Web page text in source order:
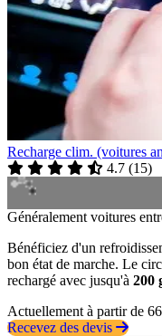
Recharge clim. (voitures
4.7 (15)
Généralement voitures
Bénéficiez d'un
bon état de marche. Le
rechargé avec jusqu'à 200
Actuellement à partir de
Recevez des devis